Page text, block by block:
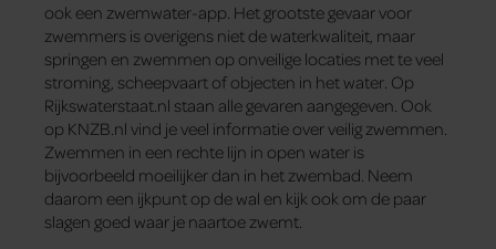
ook een zwem­water-app. Het grootste gevaar voor
zwemmers is overigens niet de waterkwaliteit, maar
springen en zwemmen op onveilige locaties met te veel
stroming, scheepvaart of objecten in het water. Op
Rijkswaterstaat.nl staan alle gevaren aangegeven. Ook
op KNZB.nl vind je veel informatie over veilig zwemmen.
Zwemmen in een rechte lijn in open water is
bijvoorbeeld moeilijker dan in het zwembad. Neem
daarom een ijkpunt op de wal en kijk ook om de paar
slagen goed waar je naartoe zwemt.